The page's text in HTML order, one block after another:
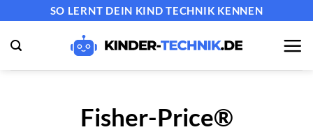
springen
SO LERNT DEIN KIND TECHNIK KENNEN
Fisher-Price®